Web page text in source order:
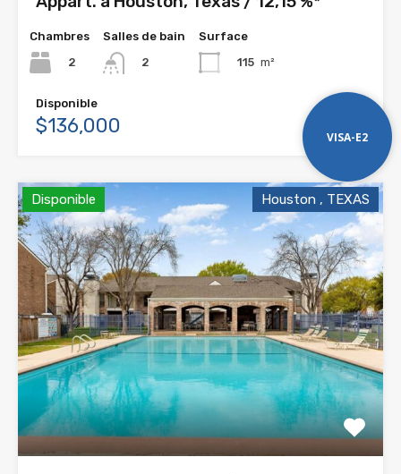
Chambres
2
Salles de bain
2
Surface
115 m²
Disponible
$136,000
Disponible Houston , TEXAS
VISA-E2